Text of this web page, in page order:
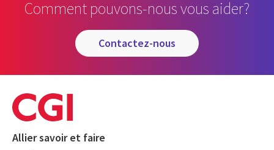
Comment pouvons-nous vous aider?
contactez-nous
Allier savoir et faire